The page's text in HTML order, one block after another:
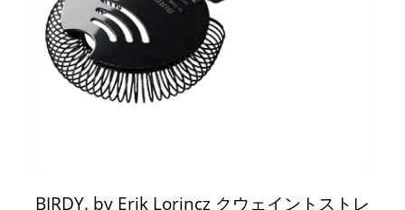
BIRDY. by Erik Lorincz クウェイントストレ